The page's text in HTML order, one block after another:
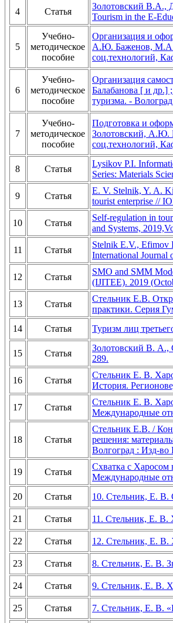
4 Статья
Золотовский В.А.,
Tourism in the E-
5
Учебно-
методическое
пособие
Организация и
А.Ю. Баженов, М.А.
соц.технологий,
6
Учебно-
методическое
пособие
Организация
Балабанова [ и др.]
туризма. -
7
Учебно-
методическое
пособие
Подготовка и
Золотовский, А.Ю.
соц.технологий,
8 Статья
Lysikov P.I.
Series: Materials
9 Статья
E. V. Stelnik, Y. A.
tourist enterprise //
10 Статья
Self-regulation in
and Systems,
11 Статья
Stelnik E.V., Efimov
International Journal
12 Статья
SMO and SMM
(IJITEE). 2019
13 Статья
Стельник Е.В.
практики. Серия
14
Статья Туризм лиц
15 Статья
Золотовский В. А.,
289.
16 Статья
Стельник Е. В.
История.
17 Статья
Стельник Е. В.
Международные
18 Статья
Стельник Е.В. /
решения:
Волгоград : Изд-во
19 Статья
Схватка с Харосом
Международные
20
Статья 10. Стельник, Е. В.
21 Статья 11. Стельник, Е. В.
22 Статья 12. Стельник, Е. В.
23 Статья 8. Стельник, Е. В.
24 Статья 9. Стельник, Е. В.
25 Статья 7. Стельник, Е. В.